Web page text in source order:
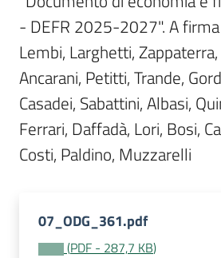
Per
i
cittadini
- DEFR 2025-2027". A
Lembi, Larghetti, Zappaterra,
Ancarani, Petitti, Trande,
Casadei, Sabattini, Albasi,
Ferrari, Daffadà, Lori, Bosi,
Costi, Paldino, Muzzarelli
07_ODG_361.pdf
(PDF - 287,7 KB)